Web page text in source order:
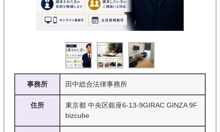
事務所 田中総合法律事務所
住所
東京都 中央区銀座6-13-9GIRAC GINZA 9F
bizcube